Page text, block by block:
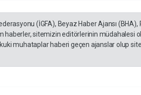
(İGFA), Beyaz Haber Ajansı (BHA),
haberler, sitemizin editörlerinin müdahalesi
muhataplar haberi geçen ajanslar olup